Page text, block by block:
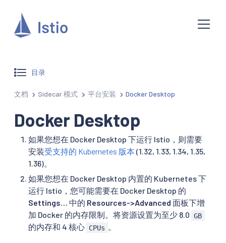
目录
文档 Sidecar 模式 平台安装 Docker Desktop
Docker Desktop
如果您想在 Docker Desktop 下运行 Istio，则需要
安装受支持的 Kubernetes 版本 (1.32, 1.33, 1.34, 1.35,
1.36)。
如果您想在 Docker Desktop 内置的 Kubernetes 下
运行 Istio，您可能需要在 Docker Desktop 的
Settings… 中的 Resources->Advanced 面板下增
加 Docker 的内存限制。将资源设置为至少 8.0 GB
的内存和 4 核心 CPUs 。